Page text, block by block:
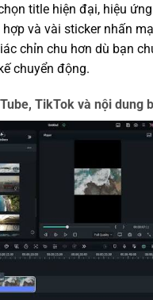
title hiện đại, hiệu
hợp và vài sticker nhấn
chỉn chu hơn dù bạn
chuyển động.
TikTok và nội dung